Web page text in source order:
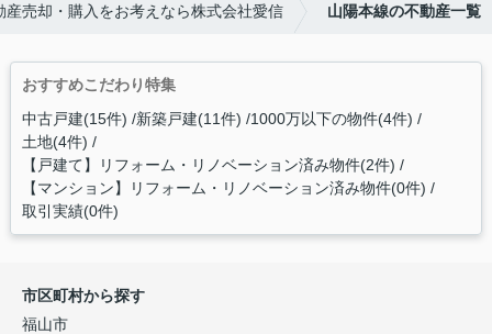
産売却・購入をお考えなら株式会社愛信 山陽本線の不動産一覧
おすすめこだわり特集
中古戸建(15件) 新築戸建(11件) 1000万以下の物件(4件)
土地(4件)
【戸建て】リフォーム・リノベーション済み物件(2件)
【マンション】リフォーム・リノベーション済み物件(0件)
取引実績(0件)
市区町村から探す
福山市